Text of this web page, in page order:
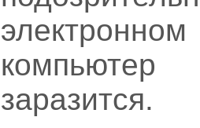
заразится.